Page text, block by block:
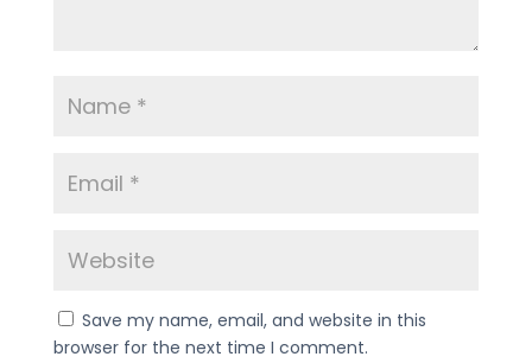
Save my name, email, and website in this
browser for the next time I comment.